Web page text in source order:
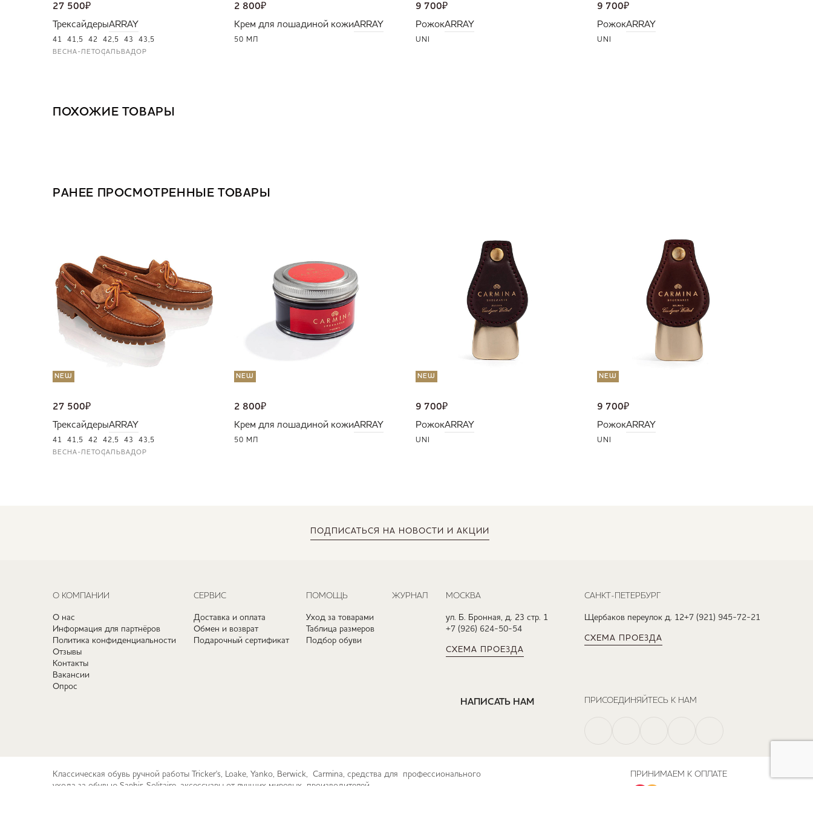
27 500₽
ТрексайдерыARRAY
41 41,5 42 42,5 43 43,5
ВЕСНА-ЛЕТОСАЛЬВАДОР
2 800₽
Крем для лошадиной кожиARRAY
50 МЛ
9 700₽
РожокARRAY
UNI
9 700₽
РожокARRAY
UNI
ПОХОЖИЕ ТОВАРЫ
РАНЕЕ ПРОСМОТРЕННЫЕ ТОВАРЫ
NEW
27 500₽
ТрексайдерыARRAY
41 41,5 42 42,5 43 43,5
ВЕСНА-ЛЕТОСАЛЬВАДОР
NEW
2 800₽
Крем для лошадиной кожиARRAY
50 МЛ
NEW
9 700₽
РожокARRAY
UNI
NEW
9 700₽
РожокARRAY
UNI
ПОДПИСАТЬСЯ НА НОВОСТИ И АКЦИИ
О КОМПАНИИ
О нас
Информация для партнёров
Политика конфиденциальности
Отзывы
Контакты
Вакансии
Опрос
СЕРВИС
Доставка и оплата
Обмен и возврат
Подарочный сертификат
ПОМОЩЬ
Уход за товарами
Таблица размеров
Подбор обуви
ЖУРНАЛ МОСКВА
ул. Б. Бронная, д. 23 стр. 1
+7 (926) 624-50-54
СХЕМА ПРОЕЗДА
САНКТ-ПЕТЕРБУРГ
Щербаков переулок д. 12+7 (921) 945-72-21
СХЕМА ПРОЕЗДА
НАПИСАТЬ НАМ ПРИСОЕДИНЯЙТЕСЬ К НАМ
Классическая обувь ручной работы Tricker's, Loake, Yanko, Berwick, Carmina, средства для профессионального
ухода за обувью Saphir, Solitaire, аксессуары от лучших мировых производителей
ПРИНИМАЕМ К ОПЛАТЕ